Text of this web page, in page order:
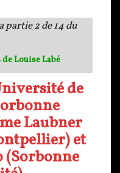
partie 2 de 14 du
Louise Labé
de
Laubner
et